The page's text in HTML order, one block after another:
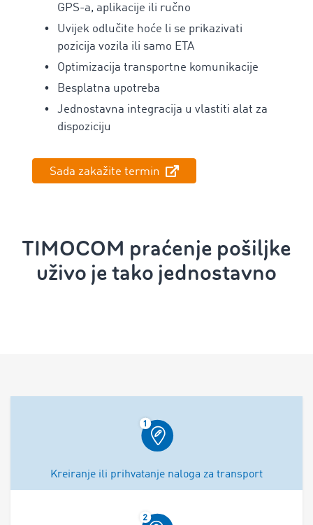
GPS-a, aplikacije ili ručno
Uvijek odlučite hoće li se prikazivati
pozicija vozila ili samo ETA
Optimizacija transportne komunikacije
Besplatna upotreba
Jednostavna integracija u vlastiti alat za
dispoziciju
Sada zakažite termin
TIMOCOM praćenje pošiljke
uživo je tako jednostavno
Kreiranje ili prihvatanje naloga za transport